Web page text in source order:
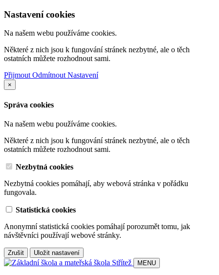
Nastavení cookies
Na našem webu používáme cookies.
Některé z nich jsou k fungování stránek nezbytné, ale o těch
ostatních můžete rozhodnout sami.
PřijmoutOdmítnoutNastavení
×
Správa cookies
Na našem webu používáme cookies.
Některé z nich jsou k fungování stránek nezbytné, ale o těch
ostatních můžete rozhodnout sami.
Nezbytná cookies
Nezbytná cookies pomáhají, aby webová stránka v pořádku
fungovala.
Statistická cookies
Anonymní statistická cookies pomáhají porozumět tomu, jak
návštěvníci používají webové stránky.
Zrušit
Uložit nastavení
MENU